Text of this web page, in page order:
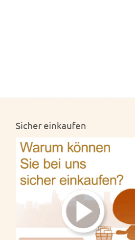
Sicher einkaufen